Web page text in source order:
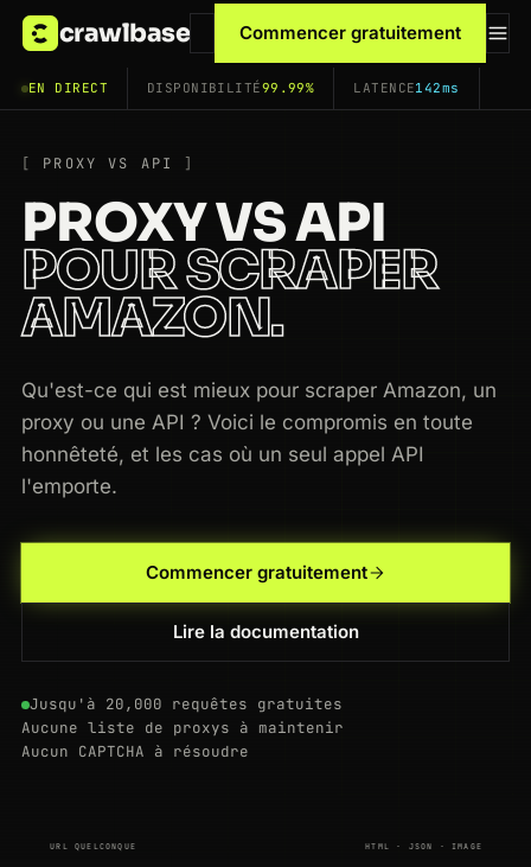
crawlbase Commencer gratuitement
EN DIRECT DISPONIBILITÉ99.99% LATENCE142ms
PROXY VS API
PROXY VS API
POUR SCRAPER
AMAZON.
Qu'est-ce qui est mieux pour scraper Amazon, un
proxy ou une API ? Voici le compromis en toute
honnêteté, et les cas où un seul appel API
l'emporte.
Commencer gratuitement
Lire la documentation
Jusqu'à 20,000 requêtes gratuites
Aucune liste de proxys à maintenir
Aucun CAPTCHA à résoudre
URL QUELCONQUE HTML · JSON · IMAGE